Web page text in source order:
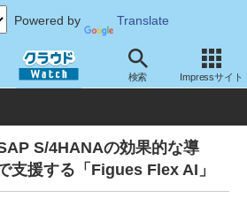
Powered by Translate
検索 Impressサイト
・ソフト サービス 導入支援
S/4HANAの効果的な導
支援する「Figues Flex AI」